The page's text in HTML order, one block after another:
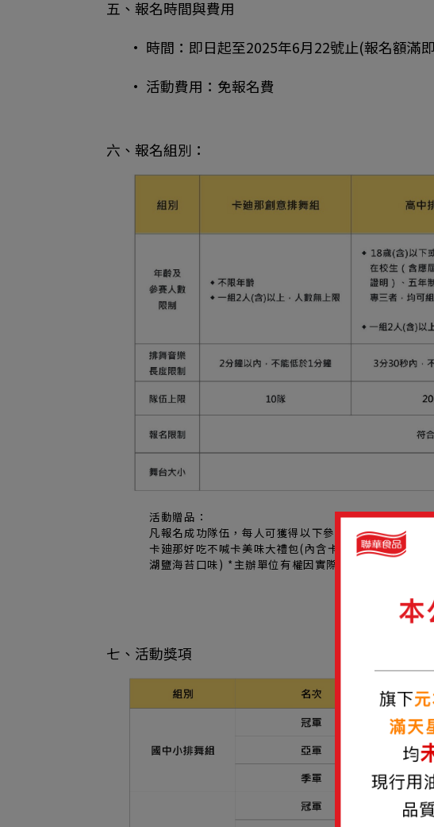
五、報名時間與費用
• 時間：即日起至2025年6月22號止(報名額滿
• 活動費用：免報名費
六、報名組別：
活動贈品：
凡報名成功隊伍，每人可獲得以下參賽贈品：
卡廸那好吃不喊卡美味大禮包(內含卡廸那洋芋片牛排
湖鹽海苔口味) *主辦單位有權因實際產品數量調整贈品
七、活動獎項